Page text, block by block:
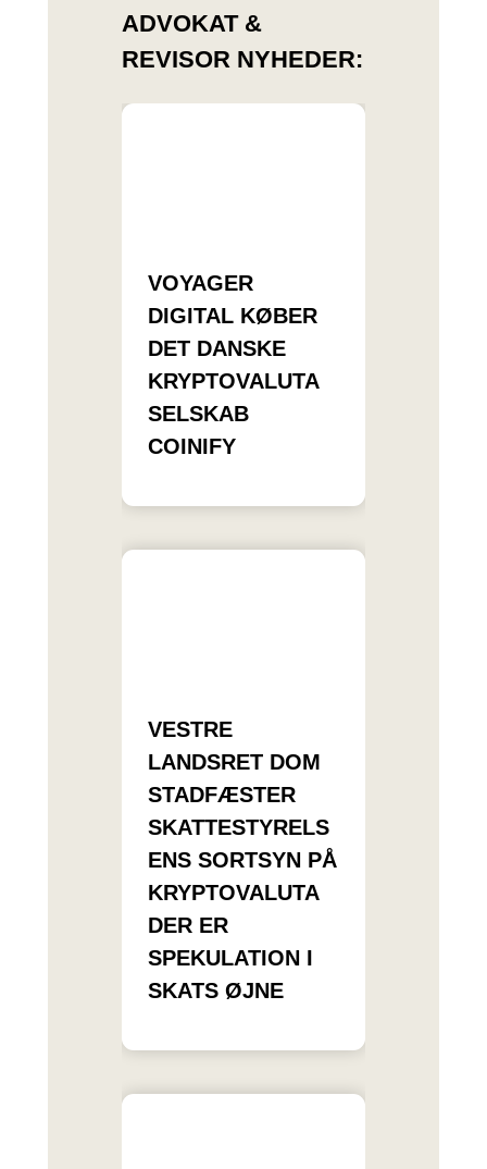
ADVOKAT &
REVISOR NYHEDER:
VOYAGER
DIGITAL KØBER
DET DANSKE
KRYPTOVALUTA
SELSKAB
COINIFY
VESTRE
LANDSRET DOM
STADFÆSTER
SKATTESTYRELS
ENS SORTSYN PÅ
KRYPTOVALUTA
DER ER
SPEKULATION I
SKATS ØJNE